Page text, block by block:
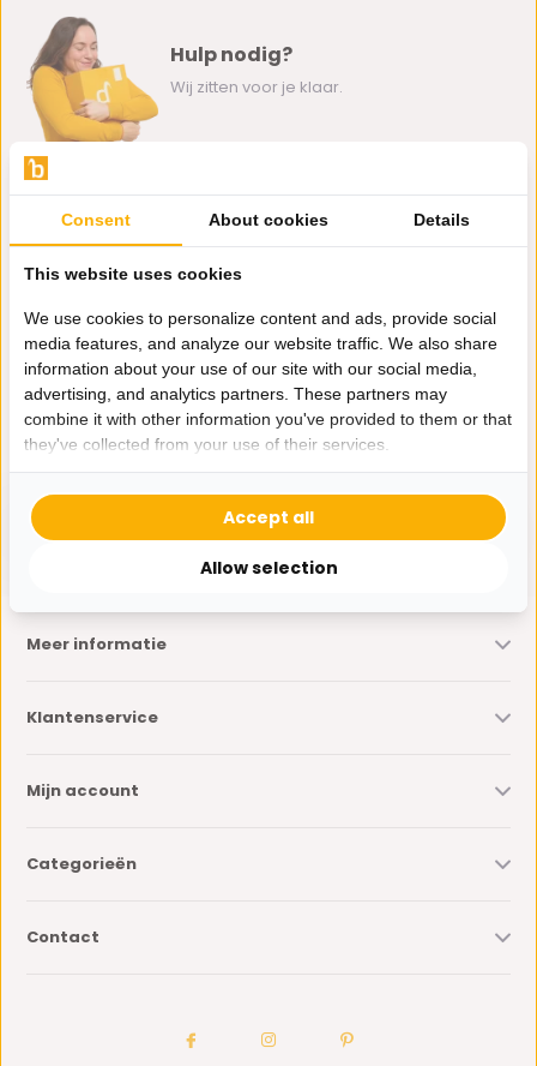
Hulp nodig?
Wij zitten voor je klaar.
0162-231130
klantenservice@bazaaronline.nl
Ontvang de nieuwste aanbiedingen en promoties. We zullen
je niet spammen, beloofd.
Abonneer
Meer informatie
Klantenservice
Mijn account
Categorieën
Contact
Consent About cookies Details
This website uses cookies
We use cookies to personalize content and ads, provide social
media features, and analyze our website traffic. We also share
information about your use of our site with our social media,
advertising, and analytics partners. These partners may
combine it with other information you've provided to them or that
they've collected from your use of their services.
Allow selection
Accept all